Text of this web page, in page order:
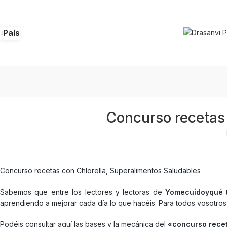
País
Concurso
Concurso recetas con Chlorella, Superalimentos Saludables
Sabemos que entre los lectores y lectoras deYomecuidoyqué
aprendiendo a mejorar cada día lo que hacéis. Para todos
Podéis consultar aquí las bases y la mecánica del «concurso